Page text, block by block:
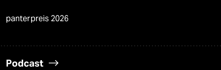
panterpreis 2026
Podcast